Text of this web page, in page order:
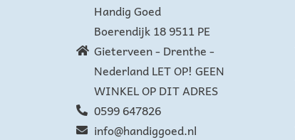
Handig Goed
Boerendijk 18 9511 PE
Gieterveen - Drenthe -
Nederland LET OP! GEEN
WINKEL OP DIT ADRES
0599 647826
info@handiggoed.nl